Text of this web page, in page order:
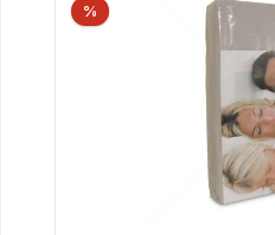
%